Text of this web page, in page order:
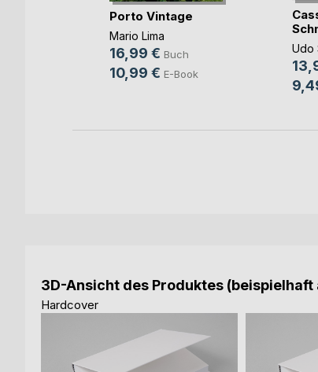
Porto Vintage
Mario Lima
16,99 € Buch
10,99 € E-Book
Udo
3D-Ansicht des Produktes
Hardcover